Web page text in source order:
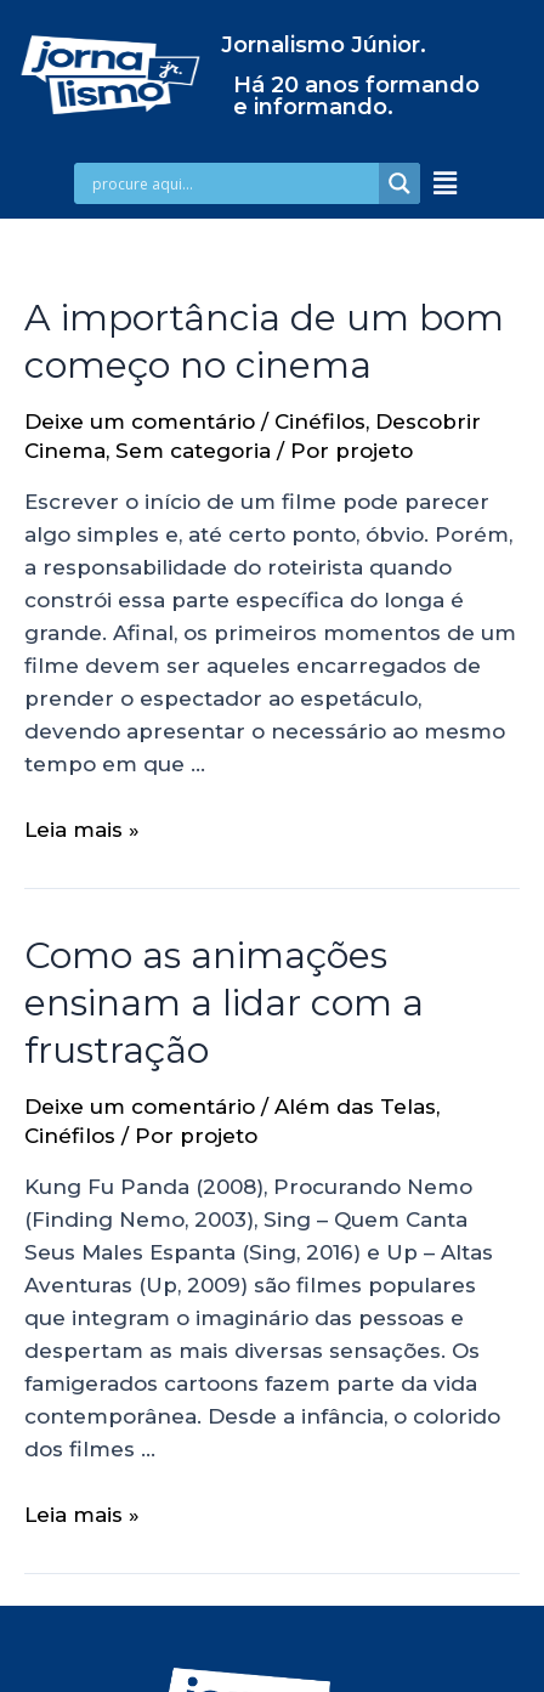
Jornalismo Júnior.
Há 20 anos formando
e informando.
A importância de um bom
começo no cinema
Deixe um comentário / Cinéfilos, Descobrir
Cinema, Sem categoria / Por projeto
Escrever o início de um filme pode parecer
algo simples e, até certo ponto, óbvio. Porém,
a responsabilidade do roteirista quando
constrói essa parte específica do longa é
grande. Afinal, os primeiros momentos de um
filme devem ser aqueles encarregados de
prender o espectador ao espetáculo,
devendo apresentar o necessário ao mesmo
tempo em que …
Leia mais »
Como as animações
ensinam a lidar com a
frustração
Deixe um comentário / Além das Telas,
Cinéfilos / Por projeto
Kung Fu Panda (2008), Procurando Nemo
(Finding Nemo, 2003), Sing – Quem Canta
Seus Males Espanta (Sing, 2016) e Up – Altas
Aventuras (Up, 2009) são filmes populares
que integram o imaginário das pessoas e
despertam as mais diversas sensações. Os
famigerados cartoons fazem parte da vida
contemporânea. Desde a infância, o colorido
dos filmes …
Leia mais »